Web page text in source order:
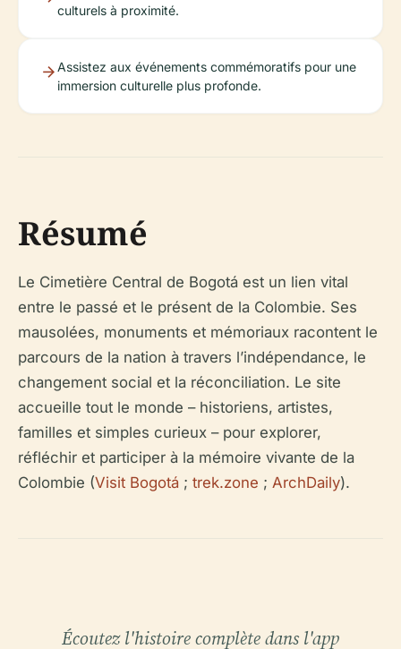
culturels à proximité.
Assistez aux événements commémoratifs pour une
immersion culturelle plus profonde.
Résumé
Le Cimetière Central de Bogotá est un lien vital
entre le passé et le présent de la Colombie. Ses
mausolées, monuments et mémoriaux racontent le
parcours de la nation à travers l’indépendance, le
changement social et la réconciliation. Le site
accueille tout le monde – historiens, artistes,
familles et simples curieux – pour explorer,
réfléchir et participer à la mémoire vivante de la
Colombie (Visit Bogotá ; trek.zone ; ArchDaily).
Écoutez l'histoire complète dans l'app